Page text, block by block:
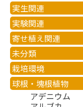
実生関連
実験関連
寄せ植え関連
未分類
栽培環境
球根・塊根植物
アデニウム